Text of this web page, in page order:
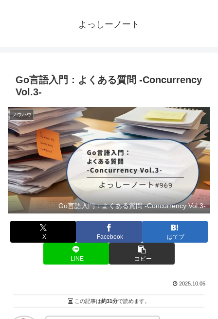
よっしーノート
Go言語入門：よくある質問 -Concurrency
Vol.3-
ノウハウ
Go言語入門：よくある質問 -Concurrency Vol.3-
X Facebook はてブ
LINE コピー
2025.10.05
この記事は約31分で読めます。